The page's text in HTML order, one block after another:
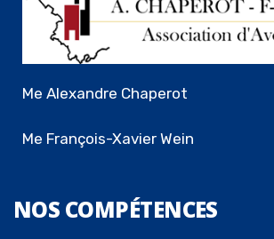
Me Alexandre Chaperot
Me François-Xavier Wein
NOS COMPÉTENCES